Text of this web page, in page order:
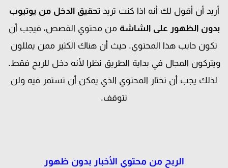
أريد أن أقول لك أنه اذا كنت تريدتحقيق الدخل من يوتيوب
الظهور على الشاشةمن محتوي القصص، فيجب أن
تكون حابب هذا المحتوي. حيث أن هناك الكثير ممن يمللون
المجال في بداية الطريق نظرا لأنه دخل للربح فقط.
لذلك يجب أن تختار المحتوي الذي يمكن أن تستمر فيه ولن
تتوقف.
الربح من محتوي الأخبار بدون ظهور